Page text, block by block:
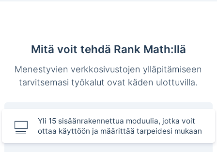
Mitä voit tehdä Rank Math:llä
Menestyvien verkkosivustojen ylläpitämiseen
tarvitsemasi työkalut ovat käden ulottuvilla.
Yli 15 sisäänrakennettua moduulia, jotka voit
ottaa käyttöön ja määrittää tarpeidesi mukaan